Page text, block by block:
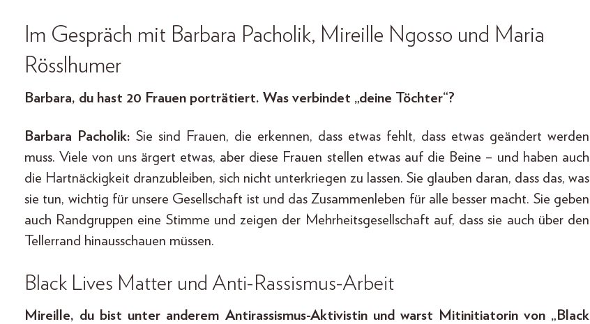
Im Gespräch mit Barbara Pacholik, Mireille Ngosso und Maria
Rösslhumer
Barbara, du hast 20 Frauen porträtiert. Was verbindet „deine Töchter“?
Barbara Pacholik: Sie sind Frauen, die erkennen, dass etwas fehlt, dass etwas geändert werden
muss. Viele von uns ärgert etwas, aber diese Frauen stellen etwas auf die Beine – und haben auch
die Hartnäckigkeit dranzubleiben, sich nicht unterkriegen zu lassen. Sie glauben daran, dass das, was
sie tun, wichtig für unsere Gesellschaft ist und das Zusammenleben für alle besser macht. Sie geben
auch Randgruppen eine Stimme und zeigen der Mehrheitsgesellschaft auf, dass sie auch über den
Tellerrand hinausschauen müssen.
Black Lives Matter und Anti-Rassismus-Arbeit
Mireille, du bist unter anderem Antirassismus-Aktivistin und warst Mitinitiatorin von „Black